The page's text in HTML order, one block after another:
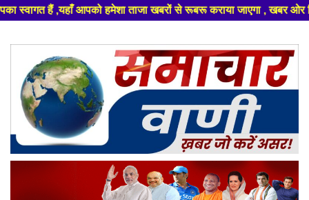
ताजा खबरों से रूबरू कराया जाएगा , खबर ओर विज्ञापन के लिए संपर्क
content